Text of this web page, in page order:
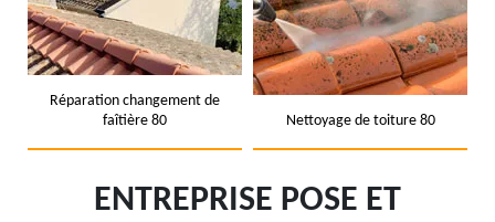
Réparation changement de
faîtière 80
Nettoyage de toiture 80
ENTREPRISE POSE ET